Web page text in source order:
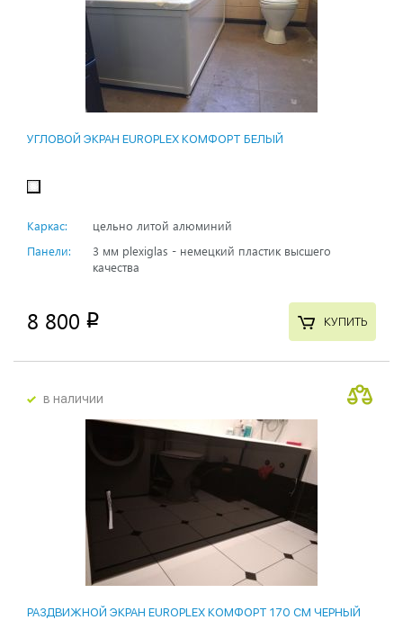
УГЛОВОЙ ЭКРАН EUROPLEX КОМФОРТ БЕЛЫЙ
Каркас:
цельно литой алюминий
Панели:
3 мм plexiglas - немецкий пластик высшего
качества
8 800 p КУПИТЬ
в наличии
РАЗДВИЖНОЙ ЭКРАН EUROPLEX КОМФОРТ 170 СМ ЧЕРНЫЙ